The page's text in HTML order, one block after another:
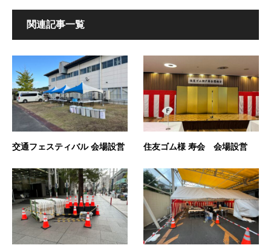
関連記事一覧
交通フェスティバル 会場設営 住友ゴム様 寿会 会場設営